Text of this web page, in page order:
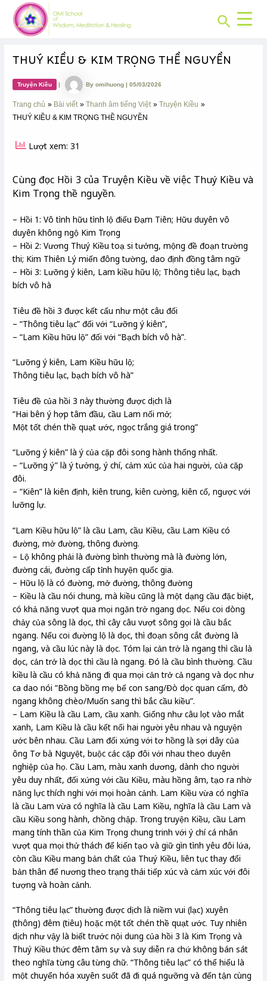
content
Search
THUÝ KIỀU & KIM TRỌNG THỀ NGUYỀN
Truyện Kiều | Byomihuong|05/03/2026
Trang chủ Bài viết Thanh âm tiếng Việt
Truyện Kiều
THUÝ KIỀU & KIM TRỌNG THỀ NGUYỀN
Lượt xem: 31
Cùng đọc Hồi 3 của Truyện Kiều về việc Thuý Kiều và
Kim Trọng thề nguyền.
– Hồi 1: Vô tình hữu tình lộ điếu Đạm Tiên; Hữu duyên vô
duyên không ngộ Kim Trọng
– Hồi 2: Vương Thuý Kiều toạ si tưởng, mộng đề đoạn trường
thi; Kim Thiên Lý miến đông tường, dao định đồng tâm ngữ
– Hồi 3: Lưỡng ý kiên, Lam kiều hữu lộ; Thông tiêu lạc, bạch
bích vô hà
Tiêu đề hồi 3 được kết cấu như một câu đối
– “Thông tiêu lạc” đối với “Lưỡng ý kiên”,
– “Lam Kiều hữu lộ” đối với “Bạch bích vô hà”.
“Lưỡng ý kiên, Lam Kiều hữu lộ;
Thông tiêu lạc, bạch bích vô hà”
Tiêu đề của hồi 3 này thường được dịch là
“Hai bên ý hợp tâm đầu, cầu Lam nối mở;
Một tốt chén thề quạt ước, ngọc trắng giá trong”
“Lưỡng ý kiên” là ý của cặp đôi song hành thống nhất.
– “Lưỡng ý” là ý tưởng, ý chí, cảm xúc của hai người, của cặp
đôi.
– “Kiên” là kiên định, kiên trung, kiên cường, kiên cố, ngược với
lưỡng lự.
“Lam Kiều hữu lộ” là cầu Lam, cầu Kiều, cầu Lam Kiều có
đường, mở đường, thông đường.
– Lộ không phải là đường bình thường mà là đường lớn,
đường cái, đường cấp tỉnh huyện quốc gia.
– Hữu lộ là có đường, mở đường, thông đường
– Kiều là cầu nói chung, mà kiều cũng là một dạng cầu đặc biệt,
có khả năng vượt qua mọi ngăn trở ngang dọc. Nếu coi dòng
chảy của sông là dọc, thì cây câu vượt sông gọi là cầu bắc
ngang. Nếu coi đường lộ là dọc, thì đoạn sông cắt đường là
ngang, và cầu lúc này là dọc. Tóm lại cản trở là ngang thì cầu là
dọc, cản trở là dọc thì cầu là ngang. Đó là cầu bình thường. Cầu
kiều là cầu có khả năng đi qua mọi cản trở cả ngang và dọc như
ca dao nói “Bồng bồng mẹ bế con sang/Đò dọc quan cấm, đò
ngang không chèo/Muốn sang thì bắc cầu kiều”.
– Lam Kiều là cầu Lam, cầu xanh. Giống như câu lọt vào mắt
xanh, Lam Kiều là cầu kết nối hai người yêu nhau và nguyện
ước bên nhau. Cầu Lam đối xứng với tơ hồng là sợi dây của
ông Tơ bà Nguyệt, buộc các cặp đôi với nhau theo duyên
nghiệp của họ. Cầu Lam, màu xanh dương, dành cho người
yêu duy nhất, đối xứng với cầu Kiều, màu hồng âm, tạo ra nhờ
năng lực thích nghi với mọi hoàn cảnh. Lam Kiều vừa có nghĩa
là cầu Lam vừa có nghĩa là cầu Lam Kiều, nghĩa là cầu Lam và
cầu Kiều song hành, chồng chập. Trong truyện Kiều, cầu Lam
mang tính thần của Kim Trọng chung trinh với ý chí cá nhân
vượt qua mọi thử thách để kiến tạo và giữ gìn tình yêu đôi lứa,
còn cầu Kiều mang bản chất của Thuý Kiều, liên tục thay đổi
bản thân để nương theo trạng thái tiếp xúc và cảm xúc với đôi
tượng và hoàn cảnh.
“Thông tiêu lạc” thường được dịch là niềm vui (lạc) xuyên
(thông) đêm (tiêu) hoặc một tốt chén thề quạt ước. Tuy nhiên
dịch như vậy là biết trước nội dung của hồi 3 là Kim Trọng và
Thuý Kiều thức đêm tâm sự và suy diễn ra chứ không bán sát
theo nghĩa từng câu từng chữ. “Thông tiêu lạc” có thể hiểu là
một chuyển hóa xuyên suốt đã đi quá ngưỡng và đến tận cùng
Post
navigation
CHUYÊN
MỤC: